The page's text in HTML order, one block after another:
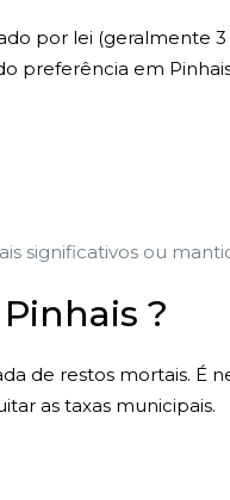
por lei (geralmente 3
preferência em
significativos ou
?
de restos mortais. É
as taxas municipais.